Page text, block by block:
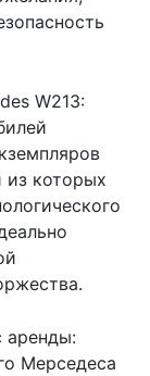
W213:
из которых
аренды:
Мерседеса